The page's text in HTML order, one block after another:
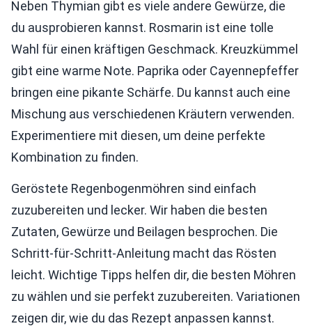
Neben Thymian gibt es viele andere Gewürze, die
du ausprobieren kannst. Rosmarin ist eine tolle
Wahl für einen kräftigen Geschmack. Kreuzkümmel
gibt eine warme Note. Paprika oder Cayennepfeffer
bringen eine pikante Schärfe. Du kannst auch eine
Mischung aus verschiedenen Kräutern verwenden.
Experimentiere mit diesen, um deine perfekte
Kombination zu finden.
Geröstete Regenbogenmöhren sind einfach
zuzubereiten und lecker. Wir haben die besten
Zutaten, Gewürze und Beilagen besprochen. Die
Schritt-für-Schritt-Anleitung macht das Rösten
leicht. Wichtige Tipps helfen dir, die besten Möhren
zu wählen und sie perfekt zuzubereiten. Variationen
zeigen dir, wie du das Rezept anpassen kannst.